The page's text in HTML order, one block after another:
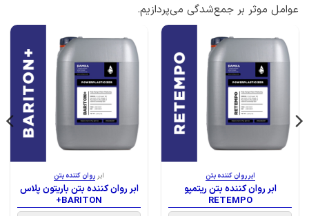
عوامل موثر بر جمع‌شدگی می‌پردازیم.
ابر روان کننده بتن
ابر روان کننده بتن ریتمپو
RETEMPO
ابر روان کننده بتن
ابر روان کننده بتن باریتون پلاس
BARITON+